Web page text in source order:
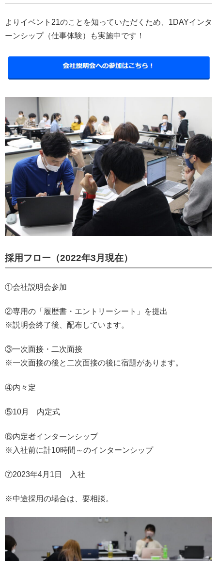
よりイベント21のことを知っていただくため、1DAYインタ
ーンシップ（仕事体験）も実施中です！
採用フロー（2022年3月現在）
①会社説明会参加
②専用の「履歴書・エントリーシート」を提出
※説明会終了後、配布しています。
③一次面接・二次面接
※一次面接の後と二次面接の後に宿題があります。
④内々定
⑤10月 内定式
⑥内定者インターンシップ
※入社前に計10時間～のインターンシップ
⑦2023年4月1日 入社
※中途採用の場合は、要相談。